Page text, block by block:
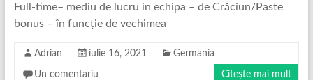
Full-time– mediu de lucru in echipa – de Crăciun/Paste
bonus – în funcție de vechimea
Adrian iulie 16, 2021 Germania
Un comentariu Citește mai mult